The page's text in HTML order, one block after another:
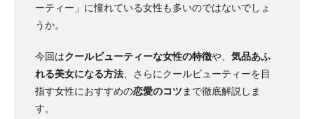
ーティー」に憧れている女性も多いのではないでしょ
うか。
今回はクールビューティーな女性の特徴や、 気品あふ
れる美女になる方法 、さらにクールビューティーを目
指す女性におすすめの恋愛のコツ まで徹底解説しま
す。